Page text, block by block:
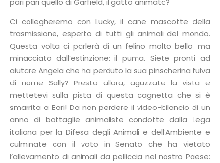
Ci collegheremo con Lucky, il cane mascotte della
trasmissione, esperto di tutti gli animali del mondo.
Questa volta ci parlerà di un felino molto bello, ma
minacciato dall’estinzione: il puma. Siete pronti ad
aiutare Angela che ha perduto la sua pinscherina fulva
di nome Sally? Presto allora, aguzzate la vista e
mettetevi sulla pista di questa cagnetta che si è
smarrita a Bari! Da non perdere il video-bilancio di un
anno di battaglie animaliste condotte dalla Lega
italiana per la Difesa degli Animali e dell’Ambiente e
culminate con il voto in Senato che ha vietato
l’allevamento di animali da pelliccia nel nostro Paese: